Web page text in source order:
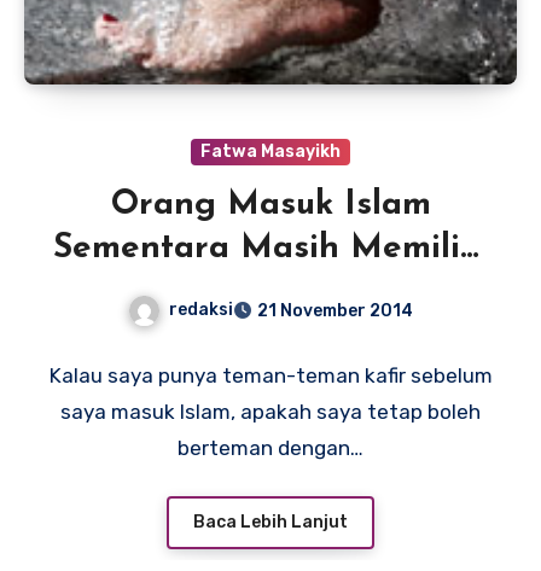
Fatwa Masayikh
Orang Masuk Islam
Sementara Masih Memiliki
Teman-teman Kafir
redaksi 21 November 2014
Kalau saya punya teman-teman kafir sebelum
saya masuk Islam, apakah saya tetap boleh
berteman dengan…
Baca Lebih Lanjut